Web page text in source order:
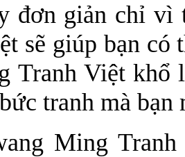
đơn giản chỉ
sẽ giúp bạn
Tranh Việt khổ
tranh mà bạn
Ming